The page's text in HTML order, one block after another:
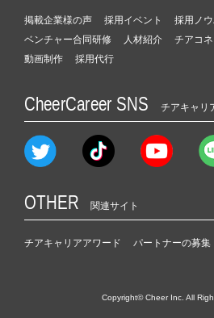
掲載企業様の声 採用イベント 採用ノ
ベンチャー合同研修
人材紹介 チアコ
動画制作
採用代行
CheerCareer SNS チアキャリ
OTHER 関連サイト
チアキャリアアワード パートナーの募集
Copyright© Cheer Inc. All